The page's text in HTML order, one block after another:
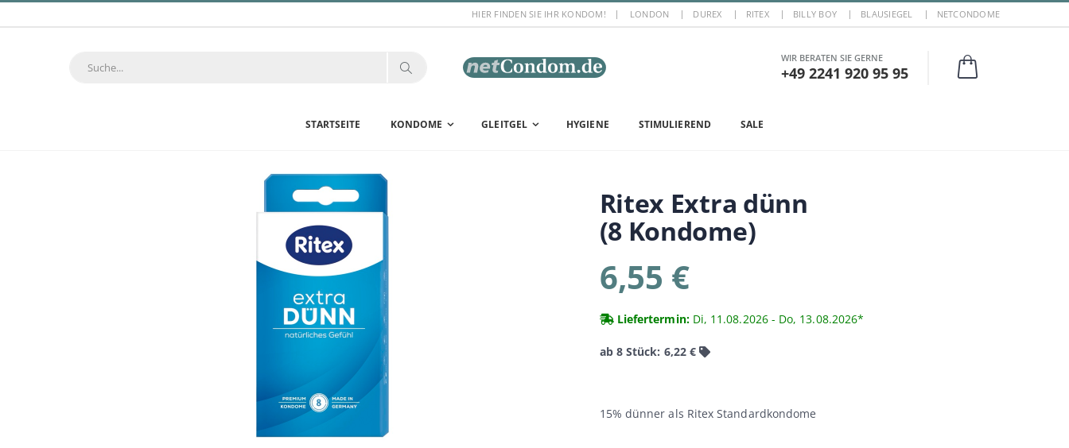
HIER FINDEN SIE IHR KONDOM! LONDON DUREX RITEX BILLY BOY BLAUSIEGEL NETCONDOME
WIR BERATEN SIE GERNE
+49 2241 920 95 95
STARTSEITE KONDOME GLEITGEL HYGIENE STIMULIEREND SALE
Ritex Extra dünn
(8 Kondome)
6,55 €
Liefertermin:Di, 11.08.2026 - Do, 13.08.2026*
ab 8 Stück: 6,22 €
15% dünner als Ritex Standardkondome